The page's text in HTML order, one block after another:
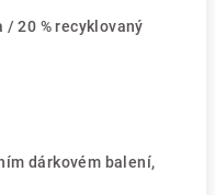
/ 20 % recyklovaný
dárkovém balení,